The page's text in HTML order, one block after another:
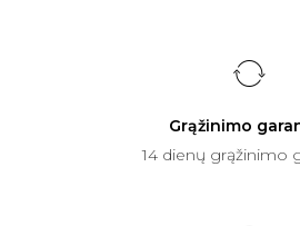
Grąžinimo
14 dienų grąžinimo